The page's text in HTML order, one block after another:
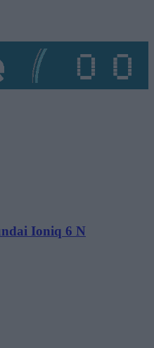
Ioniq 6 N